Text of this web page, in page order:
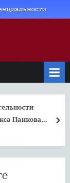
Панкова